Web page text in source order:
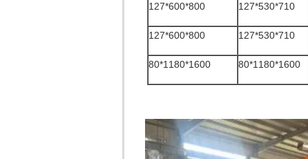
710*530*127
800*600*127
710*530*127
800*600*127
1600*1180*80
1600*1180*80